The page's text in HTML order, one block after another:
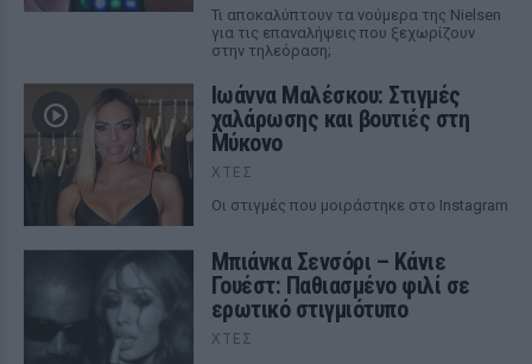
Τι αποκαλύπτουν τα νούμερα της Nielsen
για τις επαναλήψεις που ξεχωρίζουν
στην τηλεόραση;
Ιωάννα Μαλέσκου: Στιγμές
χαλάρωσης και βουτιές στη
Μύκονο
ΧΤΕΣ
Οι στιγμές που μοιράστηκε στο Instagram
Μπιάνκα Σενσόρι – Κάνιε
Γουέστ: Παθιασμένο φιλί σε
ερωτικό στιγμιότυπο
ΧΤΕΣ